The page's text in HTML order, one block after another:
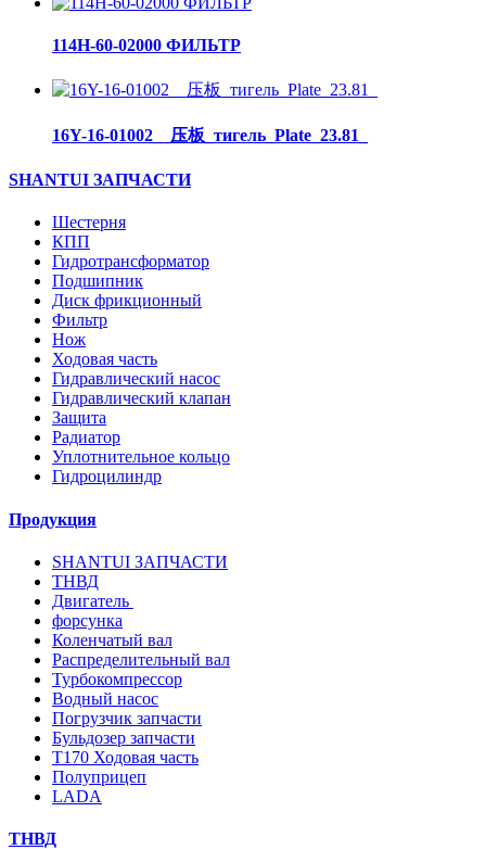
114H-60-02000 ФИЛЬТР
16Y-16-01002__压板_тигель_Plate_23.81_
SHANTUI ЗАПЧАСТИ
Шестерня
КПП
Гидротрансформатор
Подшипник
Диск фрикционный
Фильтр
Нож
Ходовая часть
Гидравлический насос
Гидравлический клапан
Защита
Радиатор
Уплотнительное кольцо
Гидроцилиндр
Продукция
SHANTUI ЗАПЧАСТИ
ТНВД
Двигатель
форсунка
Коленчатый вал
Распределительный вал
Турбокомпрессор
Водный насос
Погрузчик запчасти
Бульдозер запчасти
T170 Ходовая часть
Полуприцеп
LADA
ТНВД